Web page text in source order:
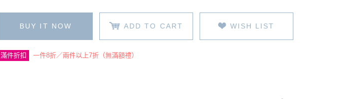
BUY IT NOW ADD TO CART WISH LIST
滿件折扣 一件8折／兩件以上7折（無滿額禮）